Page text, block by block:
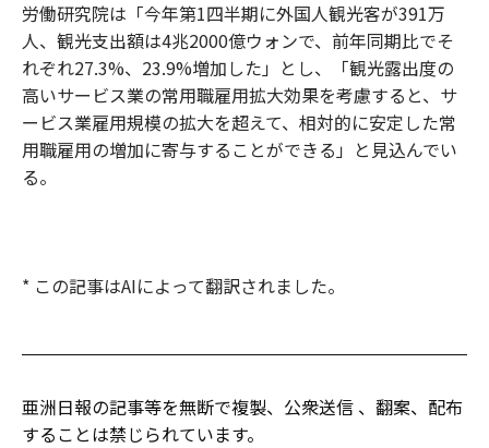
労働研究院は「今年第1四半期に外国人観光客が391万
人、観光支出額は4兆2000億ウォンで、前年同期比でそ
れぞれ27.3%、23.9%増加した」とし、「観光露出度の
高いサービス業の常用職雇用拡大効果を考慮すると、サ
ービス業雇用規模の拡大を超えて、相対的に安定した常
用職雇用の増加に寄与することができる」と見込んでい
る。
* この記事はAIによって翻訳されました。
亜洲日報の記事等を無断で複製、公衆送信 、翻案、配布
することは禁じられています。